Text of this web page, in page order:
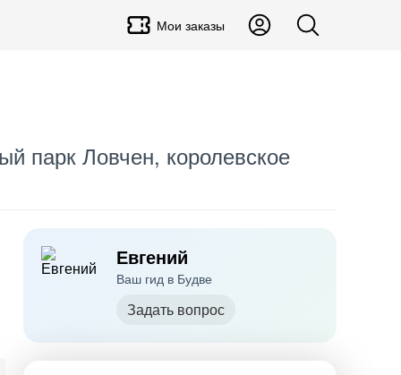
Мои заказы
парк Ловчен, королевское
Евгений
Ваш гид в Будве
Задать вопрос